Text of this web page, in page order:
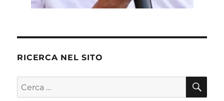
RICERCA NEL SITO
Cerca: